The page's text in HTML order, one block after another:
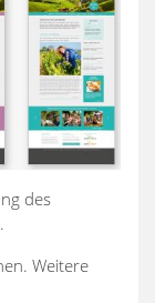
des
Weitere